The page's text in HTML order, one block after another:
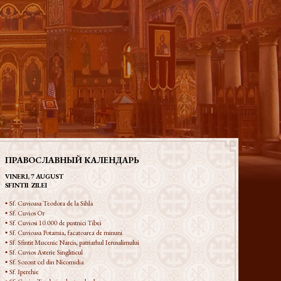
ПРАВОСЛАВНЫЙ КАЛЕНДАРЬ
VINERI, 7 AUGUST
SFINTII ZILEI
• Sf. Cuvioasa Teodora de la Sihla
• Sf. Cuvios Or
• Sf. Cuviosi 10.000 de pustnici Tibei
• Sf. Cuvioasa Potamia, facatoarea de minuni
• Sf. Sfintit Mucenic Narcis, patriarhul Ierusalimului
• Sf. Cuvios Asterie Singliticul
• Sf. Sozont cel din Nicomidia
• Sf. Iperehie